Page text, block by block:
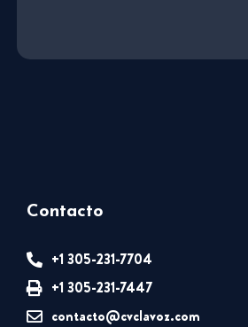
Contacto
+1 305-231-7704
+1 305-231-7447
contacto@cvclavoz.com